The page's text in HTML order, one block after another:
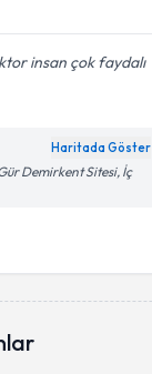
insan çok faydalı
Haritada Göster
Demirkent Sitesi, İç